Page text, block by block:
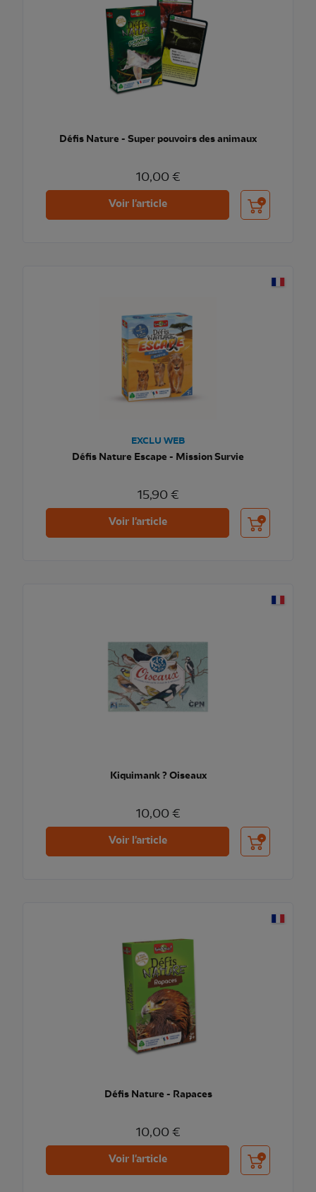
Défis Nature - Super pouvoirs des animaux
10,00 €
Voir l'article Ajouter au
EXCLU WEB
Défis Nature Escape - Mission Survie
15,90 €
Voir l'article Ajouter au
Kiquimank ? Oiseaux
10,00 €
Voir l'article Ajouter au
Défis Nature - Rapaces
10,00 €
Voir l'article Ajouter au